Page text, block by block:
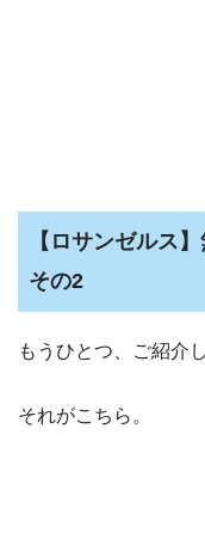
【ロサンゼルス
その2
もうひとつ、ご紹介
それがこちら。